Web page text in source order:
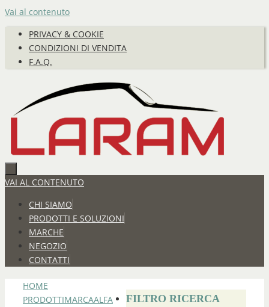
Vai al contenuto
PRIVACY & COOKIE
CONDIZIONI DI VENDITA
F.A.Q.
VAI AL CONTENUTO
CHI SIAMO
PRODOTTI E SOLUZIONI
MARCHE
NEGOZIO
CONTATTI
HOME
PRODOTTIMARCAALFA
FILTRO RICERCA